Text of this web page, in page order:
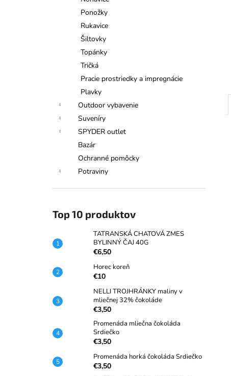
Ponožky
Rukavice
Šiltovky
Topánky
Tričká
Pracie prostriedky a impregnácie
Plavky
Outdoor vybavenie
Suveníry
SPYDER outlet
Bazár
Ochranné pomôcky
Potraviny
Top 10 produktov
TATRANSKÁ CHATOVÁ ZMES
BYLINNÝ ČAJ 40G
€6,50
Horec koreň
€10
NELLI TROJHRÁNKY maliny v
mliečnej 32% čokoláde
€3,50
Promenáda mliečna čokoláda
Srdiečko
€3,50
Promenáda horká čokoláda Srdiečko
€3,50
BYLINNÝ ČAJ 40G